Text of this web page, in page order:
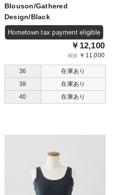
Blouson/Gathered
Design/Black
Hometown tax payment eligible
￥12,100
税抜 ￥11,000
36
在庫あり
38
在庫あり
40
在庫あり